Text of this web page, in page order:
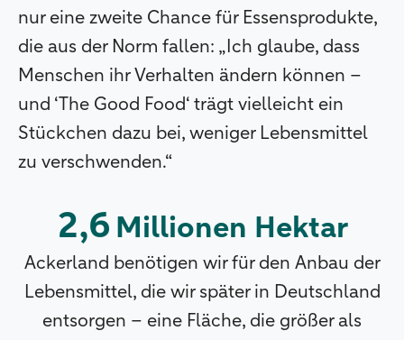
nur eine zweite Chance für Essensprodukte,
die aus der Norm fallen: „Ich glaube, dass
Menschen ihr Verhalten ändern können –
und ‘The Good Food‘ trägt vielleicht ein
Stückchen dazu bei, weniger Lebensmittel
zu verschwenden.“
2,6 Millionen Hektar
Ackerland benötigen wir für den Anbau der
Lebensmittel, die wir später in Deutschland
entsorgen – eine Fläche, die größer als